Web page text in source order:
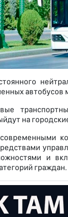
автобусов
на
и
граждан.